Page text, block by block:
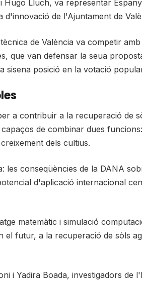
Lluch, va representar
de l'Ajuntament de
de València va competir
que van defensar la seua
sisena posició en la votació
a contribuir a la recuperació de
de combinar dues
dels cultius.
conseqüències de la DANA
d'aplicació internacional
matemàtic i simulació
futur, a la recuperació de sòls
i Yadira Boada, investigadors